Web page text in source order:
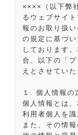
××××（以下弊
るウェブサイ
報のお取り扱
の規定に基づ
しております
合、以下の「
えとさせていた
１. 個人情報の
個人情報とは
利用者個人を
また、その情